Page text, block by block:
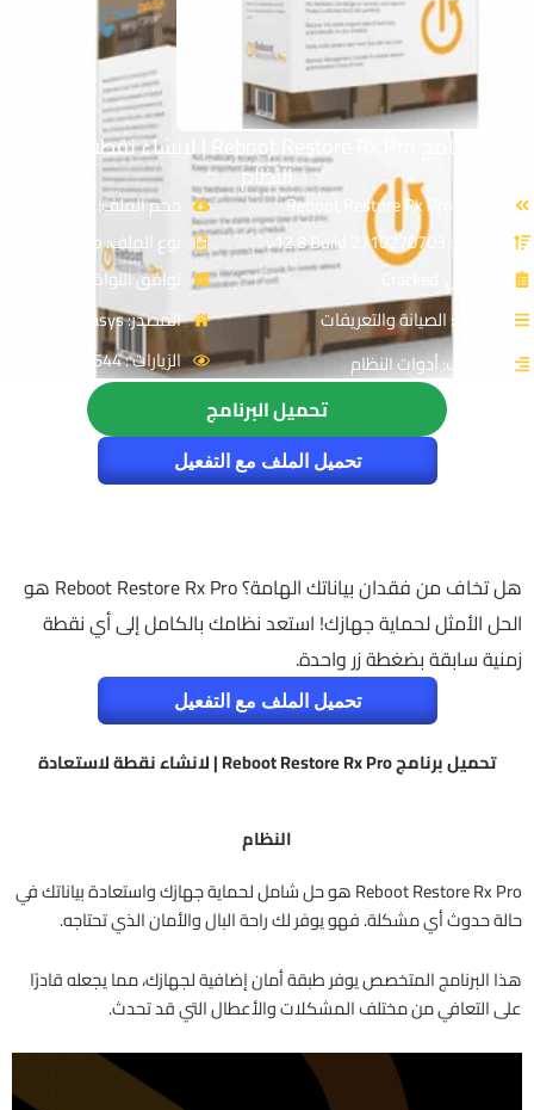
تحميل برنامج Reboot Restore Rx Pro | لانشاء نقطة لاستعادة
النظام
القسم: الصيانة والتعريفات
التصنيف: أدوات النظام
حجم الملف: 50 MB
نوع الملف: Zip
توافق النواة: 32 & 64-Bit
المصدر: horizondatasys
الزيارات : 1544
تحميل البرنامج
تحميل الملف مع التفعيل
هل تخاف من فقدان بياناتك الهامة؟ Reboot Restore Rx Pro هو
الحل الأمثل لحماية جهازك! استعد نظامك بالكامل إلى أي نقطة
زمنية سابقة بضغطة زر واحدة.
تحميل الملف مع التفعيل
تحميل برنامج Reboot Restore Rx Pro | لانشاء نقطة لاستعادة
النظام
Reboot Restore Rx Pro هو حل شامل لحماية جهازك واستعادة بياناتك في
حالة حدوث أي مشكلة. فهو يوفر لك راحة البال والأمان الذي تحتاجه.
هذا البرنامج المتخصص يوفر طبقة أمان إضافية لجهازك، مما يجعله قادرًا
على التعافي من مختلف المشكلات والأعطال التي قد تحدث.